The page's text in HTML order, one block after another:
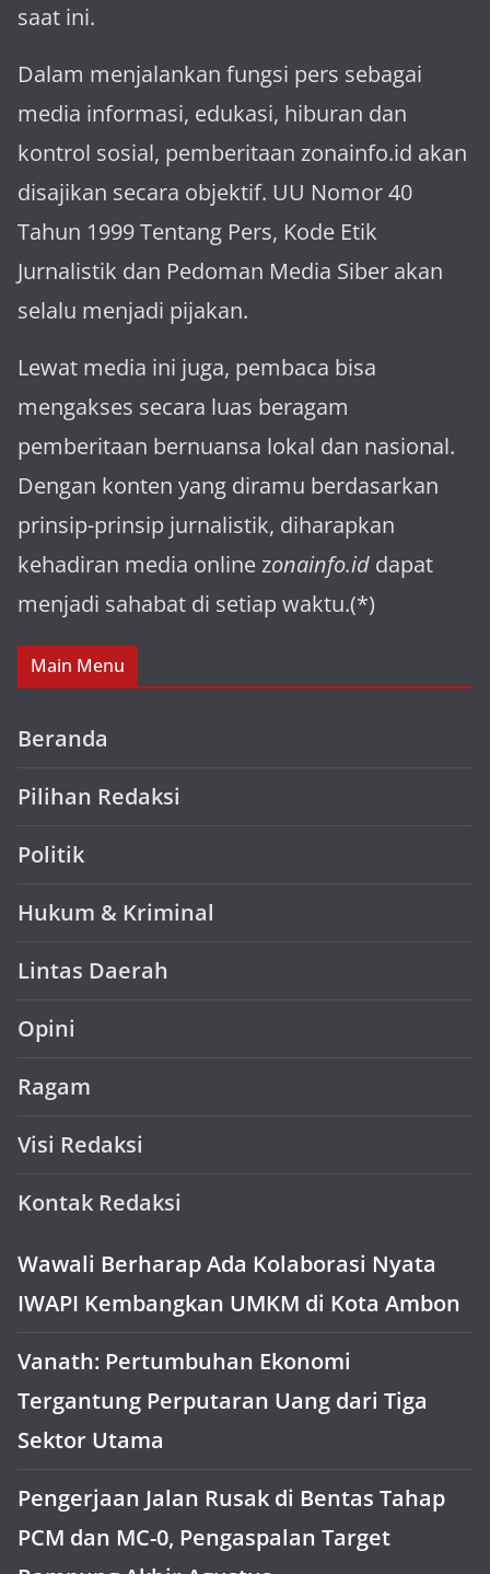
saat ini.
Dalam menjalankan fungsi pers sebagai
media informasi, edukasi, hiburan dan
kontrol sosial, pemberitaan zonainfo.id akan
disajikan secara objektif. UU Nomor 40
Tahun 1999 Tentang Pers, Kode Etik
Jurnalistik dan Pedoman Media Siber akan
selalu menjadi pijakan.
Lewat media ini juga, pembaca bisa
mengakses secara luas beragam
pemberitaan bernuansa lokal dan nasional.
Dengan konten yang diramu berdasarkan
prinsip-prinsip jurnalistik, diharapkan
kehadiran media online zonainfo.id dapat
menjadi sahabat di setiap waktu.(*)
Main Menu
Beranda
Pilihan Redaksi
Politik
Hukum & Kriminal
Lintas Daerah
Opini
Ragam
Visi Redaksi
Kontak Redaksi
Wawali Berharap Ada Kolaborasi Nyata
IWAPI Kembangkan UMKM di Kota Ambon
Vanath: Pertumbuhan Ekonomi
Tergantung Perputaran Uang dari Tiga
Sektor Utama
Pengerjaan Jalan Rusak di Bentas Tahap
PCM dan MC-0, Pengaspalan Target